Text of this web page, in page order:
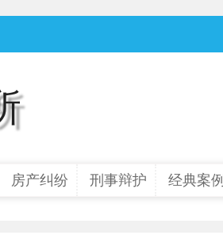
房产纠纷 刑事辩护 经典案例